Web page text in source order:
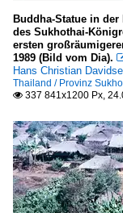
Buddha-Statue in
des Sukhothai-
ersten
1989 (Bild vom Dia).
Hans Christian
Thailand / Provinz
 337 841x1200 Px,